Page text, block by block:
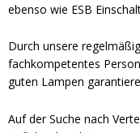
ebenso wie ESB
Durch unsere
fachkompetentes
guten Lampen
Auf der Suche nach